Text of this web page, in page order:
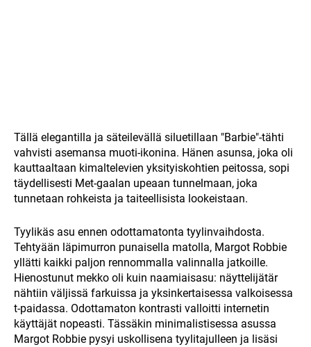
Tällä elegantilla ja säteilevällä siluetillaan "Barbie"-tähti
vahvisti asemansa muoti-ikonina. Hänen asunsa, joka oli
kauttaaltaan kimaltelevien yksityiskohtien peitossa, sopi
täydellisesti Met-gaalan upeaan tunnelmaan, joka
tunnetaan rohkeista ja taiteellisista lookeistaan.
Tyylikäs asu ennen odottamatonta tyylinvaihdosta.
Tehtyään läpimurron punaisella matolla, Margot Robbie
yllätti kaikki paljon rennommalla valinnalla jatkoille.
Hienostunut mekko oli kuin naamiaisasu: näyttelijätär
nähtiin väljissä farkuissa ja yksinkertaisessa valkoisessa
t-paidassa. Odottamaton kontrasti valloitti internetin
käyttäjät nopeasti. Tässäkin minimalistisessa asussa
Margot Robbie pysyi uskollisena tyylitajulleen ja lisäsi